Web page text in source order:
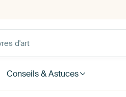
d'art
Conseils & Astuces